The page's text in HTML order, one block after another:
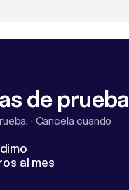
de prueba
· Cancela cuando
al mes